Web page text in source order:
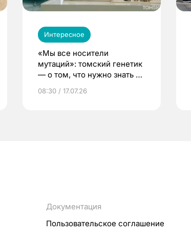
Интересное
«Мы все носители
мутаций»: томский генетик
— о том, что нужно знать до
08:30 / 17.07.26
Документация
Пользовательское соглашение